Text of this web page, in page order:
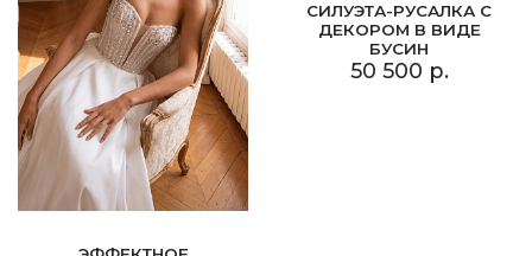
СИЛУЭТА-РУСАЛКА С
ДЕКОРОМ В ВИДЕ
БУСИН
50 500 р.